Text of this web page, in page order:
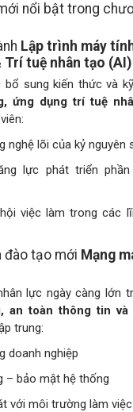
nổi bật trong
Lập trình máy
tuệ nhân tạo (AI)
sung kiến thức và
ứng dụng trí tuệ
nghệ lõi của kỷ nguyên
lực phát triển
việc làm trong các
đào tạo mới Mạng
lực ngày càng lớn
an toàn thông tin và
trung:
doanh nghiệp
– bảo mật hệ thống
với môi trường làm